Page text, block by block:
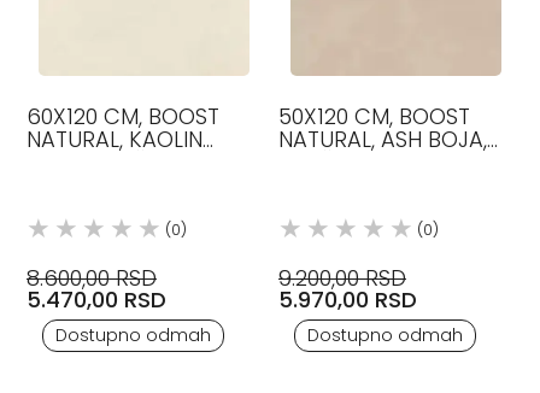
60X120 CM, BOOST
NATURAL, KAOLIN
(0)
8.600,00 RSD
5.470,00 RSD
Dostupno odmah
50X120 CM, BOOST
NATURAL, ASH BOJA,
(0)
9.200,00 RSD
5.970,00 RSD
Dostupno odmah